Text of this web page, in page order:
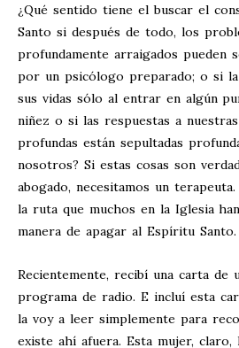
¿Qué sentido tiene el buscar el
Santo si después de todo, los
profundamente arraigados pueden
por un psicólogo preparado; o si
sus vidas sólo al entrar en algún
niñez o si las respuestas a
profundas están sepultadas
nosotros? Si estas cosas son
abogado, necesitamos un
la ruta que muchos en la Iglesia
manera de apagar al Espíritu Santo.
Recientemente, recibí una carta de
programa de radio. E incluí esta
la voy a leer simplemente para
existe ahí afuera. Esta mujer, claro,